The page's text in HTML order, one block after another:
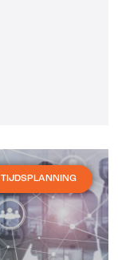
TIJDSPLANNING